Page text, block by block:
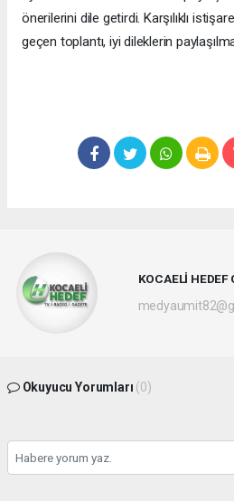
önerilerini dile getirdi. Karşılıklı
geçen toplantı, iyi dileklerin
KOCAELİ
Okuyucu Yorumları (0)